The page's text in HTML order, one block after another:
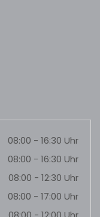
08:00 - 16:30 Uhr
08:00 - 16:30 Uhr
08:00 - 12:30 Uhr
08:00 - 17:00 Uhr